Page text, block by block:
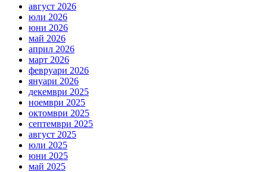
август 2026
юли 2026
юни 2026
май 2026
април 2026
март 2026
февруари 2026
януари 2026
декември 2025
ноември 2025
октомври 2025
септември 2025
август 2025
юли 2025
юни 2025
май 2025